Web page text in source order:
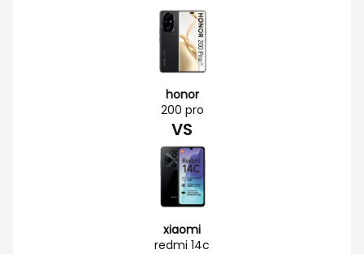
honor
200 pro
VS
xiaomi
redmi 14c